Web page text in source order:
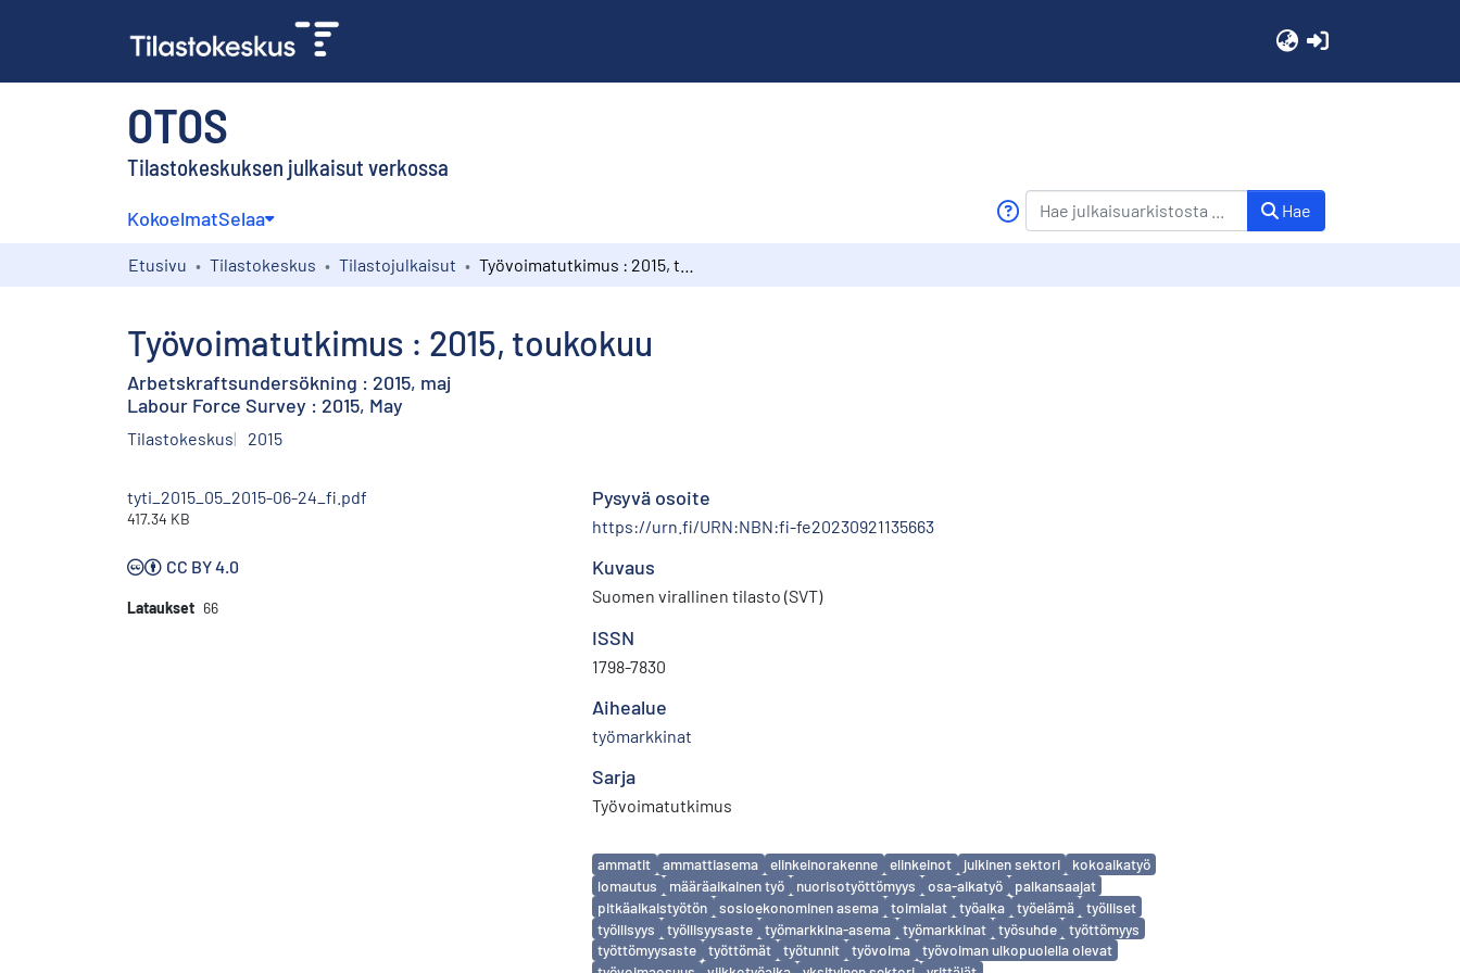
OTOS
Tilastokeskuksen julkaisut verkossa
KokoelmatSelaa Hae
Etusivu Tilastokeskus Tilastojulkaisut
Työvoimatutkimus : 2015, toukokuu
Arbetskraftsundersökning : 2015, maj
Labour Force Survey : 2015, May
Tilastokeskus 2015
tyti_2015_05_2015-06-24_fi.pdf
417.34 KB
CC BY 4.0
Lataukset 66
Pysyvä osoite
https://urn.fi/URN:NBN:fi-fe20230921135663
Kuvaus
Suomen virallinen tilasto (SVT)
ISSN
1798-7830
Aihealue
työmarkkinat
Sarja
Työvoimatutkimus
Avainsanat
ammatit ammattiasema elinkeinorakenne elinkeinot julkinen sektori
kokoaikatyö
lomautus
määräaikainen työ nuorisotyöttömyys osa-aikatyö
palkansaajat
pitkäaikaistyötön
sosioekonominen asema toimialat työaika työelämä
työlliset
työllisyys
työllisyysaste työmarkkina-asema työmarkkinat työsuhde
työttömyys
työttömyysaste
työttömät työtunnit työvoima
työvoiman ulkopuolella olevat